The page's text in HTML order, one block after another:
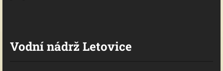
Vodní nádrž Letovice